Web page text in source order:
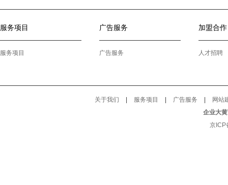
服务项目
服务项目
广告服务
广告服务
加盟合作
人才招聘
关于我们 服务项目 广告服务
网站
企业大
京ICP